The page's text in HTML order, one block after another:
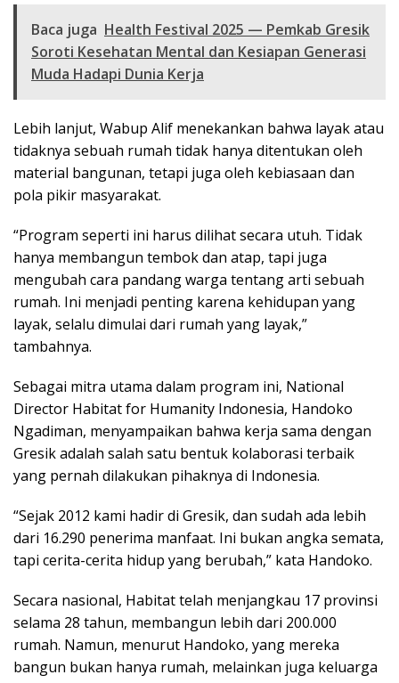
Baca juga Health Festival 2025 — Pemkab Gresik
Soroti Kesehatan Mental dan Kesiapan Generasi
Muda Hadapi Dunia Kerja
Lebih lanjut, Wabup Alif menekankan bahwa layak atau
tidaknya sebuah rumah tidak hanya ditentukan oleh
material bangunan, tetapi juga oleh kebiasaan dan
pola pikir masyarakat.
“Program seperti ini harus dilihat secara utuh. Tidak
hanya membangun tembok dan atap, tapi juga
mengubah cara pandang warga tentang arti sebuah
rumah. Ini menjadi penting karena kehidupan yang
layak, selalu dimulai dari rumah yang layak,”
tambahnya.
Sebagai mitra utama dalam program ini, National
Director Habitat for Humanity Indonesia, Handoko
Ngadiman, menyampaikan bahwa kerja sama dengan
Gresik adalah salah satu bentuk kolaborasi terbaik
yang pernah dilakukan pihaknya di Indonesia.
“Sejak 2012 kami hadir di Gresik, dan sudah ada lebih
dari 16.290 penerima manfaat. Ini bukan angka semata,
tapi cerita-cerita hidup yang berubah,” kata Handoko.
Secara nasional, Habitat telah menjangkau 17 provinsi
selama 28 tahun, membangun lebih dari 200.000
rumah. Namun, menurut Handoko, yang mereka
bangun bukan hanya rumah, melainkan juga keluarga